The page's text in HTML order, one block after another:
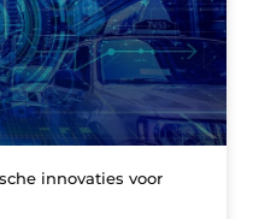
innovaties voor